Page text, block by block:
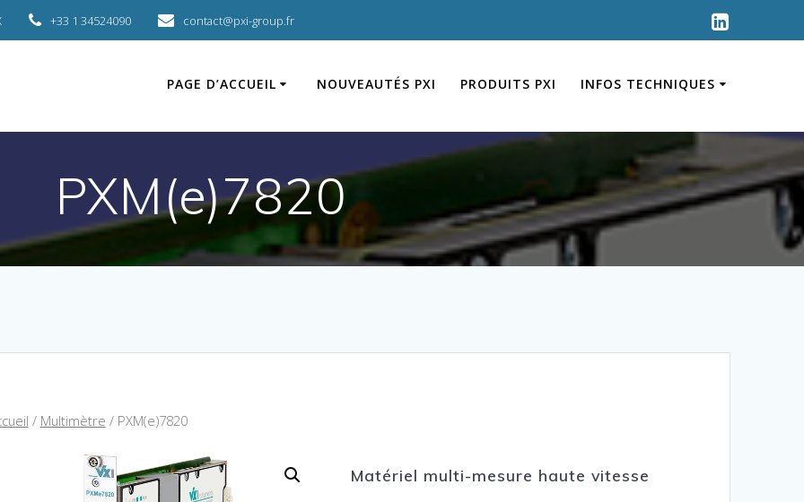
+33 1 34524090 contact@pxi-group.fr
PAGE D’ACCUEIL NOUVEAUTÉS PXI PRODUITS PXI INFOS TECHNIQUES
PXM(e)7820
/ Multimètre / PXM(e)7820
Matériel multi-mesure haute vitesse